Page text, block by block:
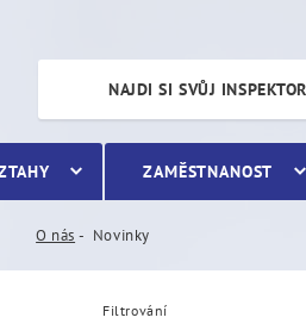
NAJDI SI SVŮJ
ZAMĚSTNANOST
O nás Novinky
Filtrování